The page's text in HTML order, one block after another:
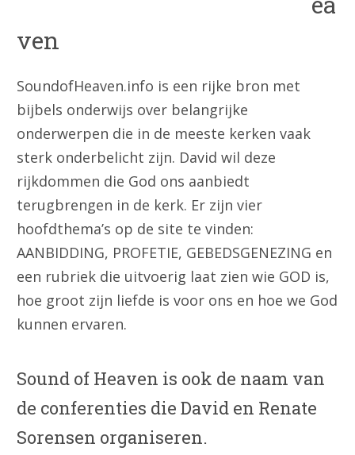
ven
SoundofHeaven.info is een rijke bron met
bijbels onderwijs over belangrijke
onderwerpen die in de meeste kerken vaak
sterk onderbelicht zijn. David wil deze
rijkdommen die God ons aanbiedt
terugbrengen in de kerk. Er zijn vier
hoofdthema’s op de site te vinden:
AANBIDDING, PROFETIE, GEBEDSGENEZING en
een rubriek die uitvoerig laat zien wie GOD is,
hoe groot zijn liefde is voor ons en hoe we God
kunnen ervaren.
Sound of Heaven is ook de naam van
de conferenties die David en Renate
Sorensen organiseren.